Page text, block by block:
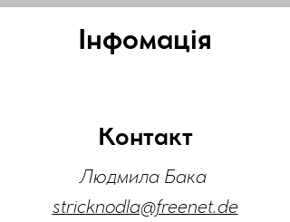
Інфомація
Контакт
Людмила Бака
stricknodla@freenet.de